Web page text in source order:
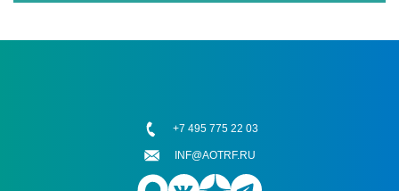
+7 495 775 22 03
INF@AOTRF.RU